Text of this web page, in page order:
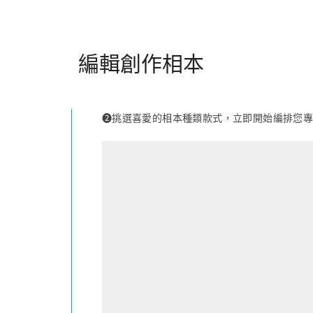
編輯創作相本
❷挑選喜愛的相本種類款式，立即開始編排您專